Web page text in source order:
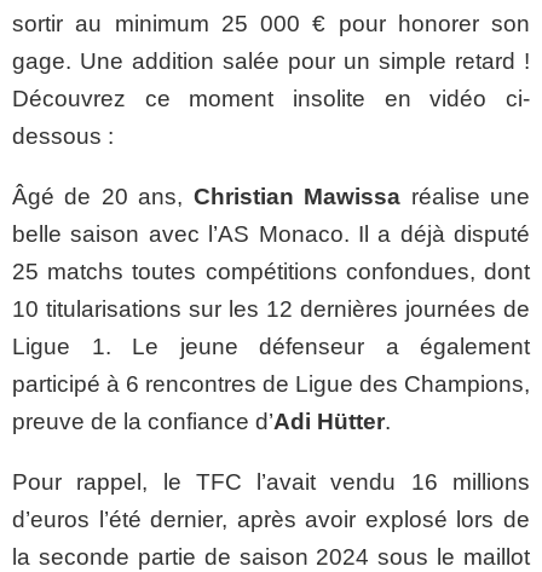
sortir au minimum 25 000 € pour honorer son
gage. Une addition salée pour un simple retard !
Découvrez ce moment insolite en vidéo ci-
dessous :
Âgé de 20 ans, Christian Mawissa réalise une
belle saison avec l’AS Monaco. Il a déjà disputé
25 matchs toutes compétitions confondues, dont
10 titularisations sur les 12 dernières journées de
Ligue 1. Le jeune défenseur a également
participé à 6 rencontres de Ligue des Champions,
preuve de la confiance d’Adi Hütter.
Pour rappel, le TFC l’avait vendu 16 millions
d’euros l’été dernier, après avoir explosé lors de
la seconde partie de saison 2024 sous le maillot